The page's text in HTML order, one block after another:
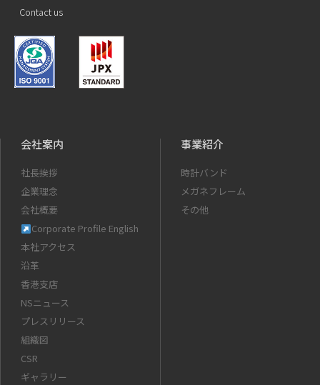
Contact us
会社案内
社長挨拶
企業理念
会社概要
Corporate Profile English
本社アクセス
沿革
香港支店
NSニュース
プレスリリース
組織図
CSR
ギャラリー
事業紹介
時計バンド
メガネフレーム
その他